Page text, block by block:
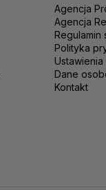
Agencja
Agencja
Regulamin
Polityka
Dane
Kontakt